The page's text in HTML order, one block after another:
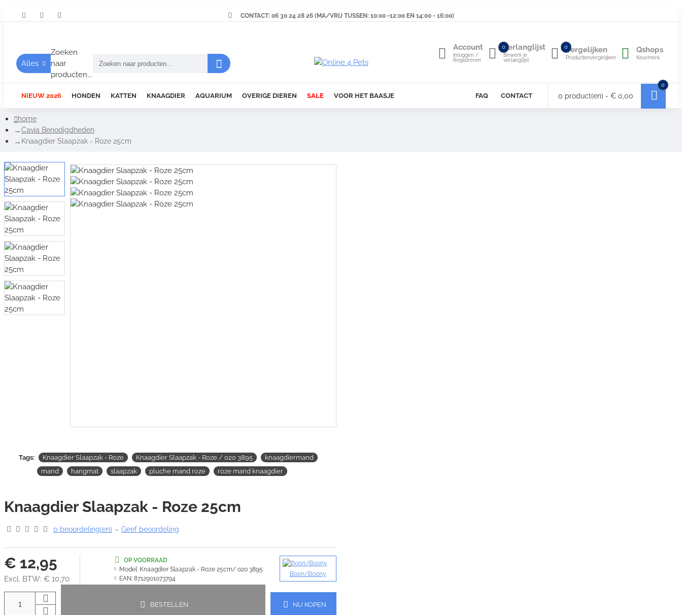
CONTACT: 06 30 24 28 26 (MA/VRIJ TUSSEN: 10:00 -12:00 EN 14:00 - 16:00)
Alles
Zoeken
naar
producten...
Account
Inloggen /
Registreren
Verlanglijst
Bewerk je
verlanglijst
0 Vergelijken
Productenvergelijken
0 Qshops
Keurmerk
NIEUW 2026 HONDEN KATTEN KNAAGDIER AQUARIUM OVERIGE DIEREN SALE VOOR HET BAASJE FAQ CONTACT 0 product(en) - € 0,00
0
home
Cavia Benodigdheden
Knaagdier Slaapzak - Roze 25cm
Tags: Knaagdier Slaapzak - Roze Knaagdier Slaapzak - Roze / 020 3895
knaagdiermand
mand
hangmat slaapzak pluche mand roze roze mand knaagdier
Knaagdier Slaapzak - Roze 25cm
0 beoordeling(en) - Geef beoordeling
€ 12,95
Excl. BTW: € 10,70
OP VOORRAAD
Model: Knaagdier Slaapzak - Roze 25cm/ 020 3895
EAN: 8712901073794
Boon/Boony
BESTELLEN NU KOPEN